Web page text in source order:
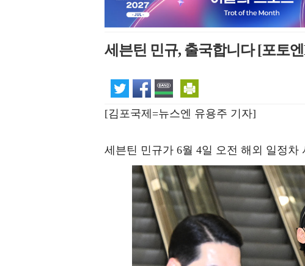
세븐틴 민규, 출국합니다 [포토
[김포국제=뉴스엔 유용주 기자]
세븐틴 민규가 6월 4일 오전 해외 일정